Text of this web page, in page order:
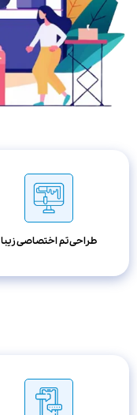
طراحی تم اختصاصی زیبا